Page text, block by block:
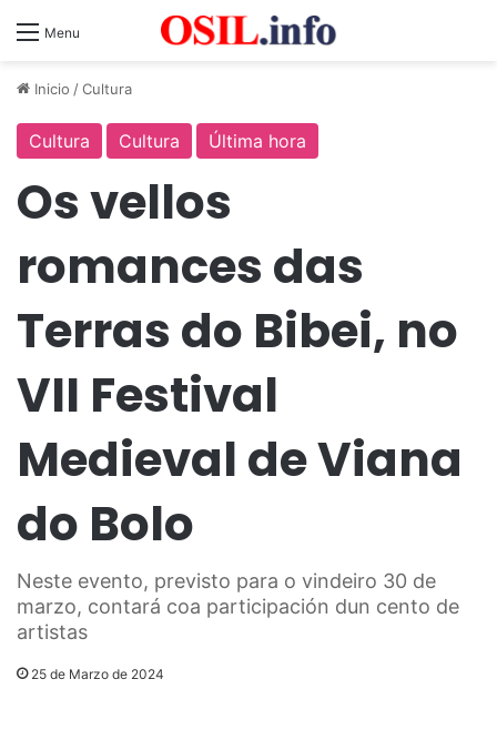
Menu
Inicio /Cultura
Cultura Cultura Última hora
Os vellos
romances das
Terras do Bibei, no
VII Festival
Medieval de Viana
do Bolo
Neste evento, previsto para o vindeiro 30 de
marzo, contará coa participación dun cento de
artistas
25 de Marzo de 2024